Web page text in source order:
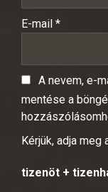
E-mail *
A nevem, e-
mentése a
Kérjük, adja
tizenöt +